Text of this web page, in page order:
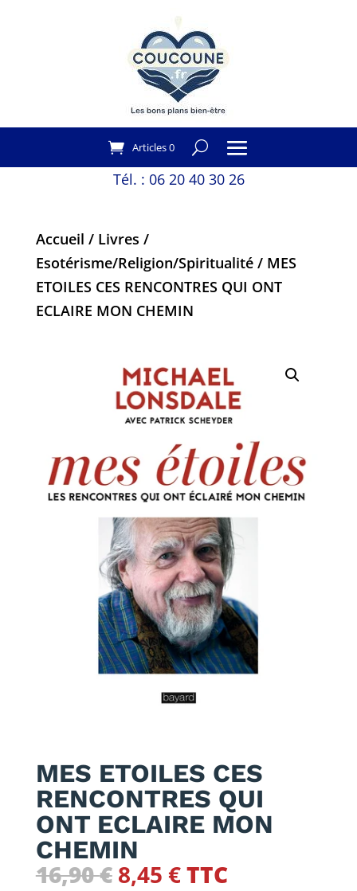
Articles 0
Tél. : 06 20 40 30 26
Accueil / Livres /
Esotérisme/Religion/Spiritualité/ MES
ETOILES CES RENCONTRES QUI ONT
ECLAIRE MON CHEMIN
MES ETOILES CES
RENCONTRES QUI
ONT ECLAIRE MON
CHEMIN
16,90€ Le
8,45 €Le
TTC